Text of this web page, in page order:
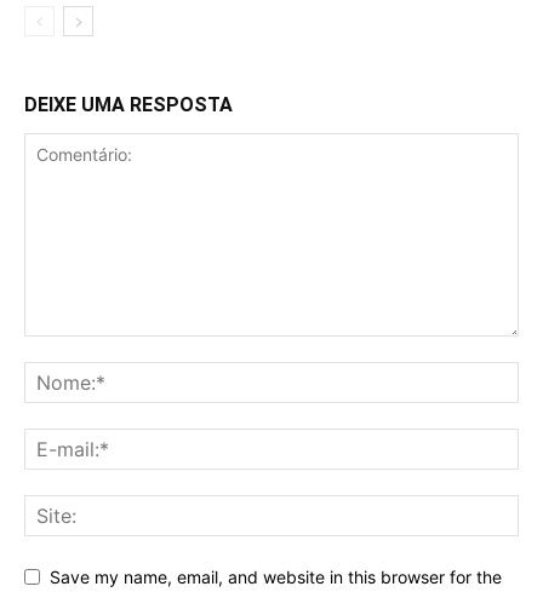
DEIXE UMA RESPOSTA
Save my name, email, and website in this browser for the